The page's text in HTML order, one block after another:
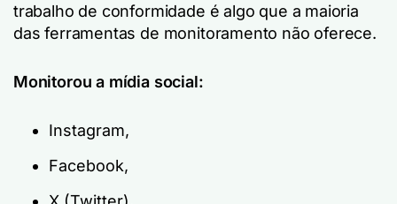
trabalho de conformidade é algo que a maioria
das ferramentas de monitoramento não oferece.
Monitorou a mídia social:
Instagram,
Facebook,